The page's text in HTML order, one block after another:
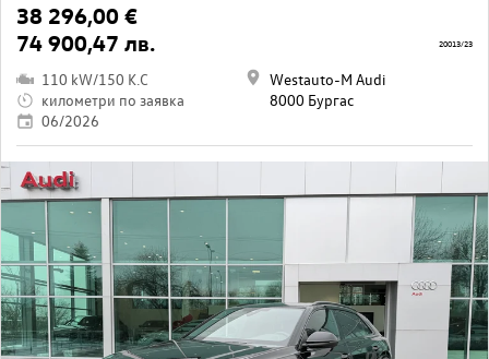
38 296,00 €
74 900,47 лв.
110 kW/150 K.C
километри по заявка
06/2026
Westauto-M Audi
8000 Бургас
20013/23